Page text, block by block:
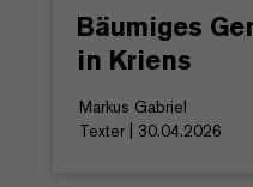
Bäumiges
in Kriens
Markus Gabriel
Texter | 30.04.2026